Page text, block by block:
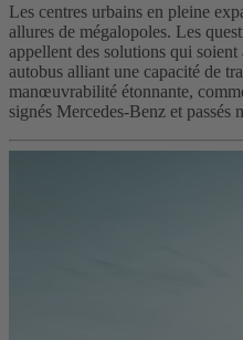
Les centres urbains en pleine
allures de mégalopoles. Les
appellent des solutions qui
autobus alliant une capacité de
manœuvrabilité étonnante,
signés Mercedes-Benz et passés